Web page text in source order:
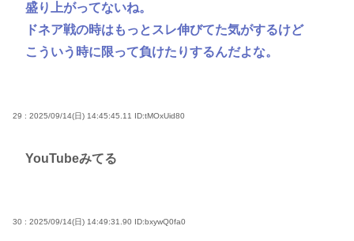
盛り上がってないね。
ドネア戦の時はもっとスレ伸びてた気がするけど
こういう時に限って負けたりするんだよな。
29 : 2025/09/14(日) 14:45:45.11 ID:tMOxUid80
YouTubeみてる
30 : 2025/09/14(日) 14:49:31.90 ID:bxywQ0fa0